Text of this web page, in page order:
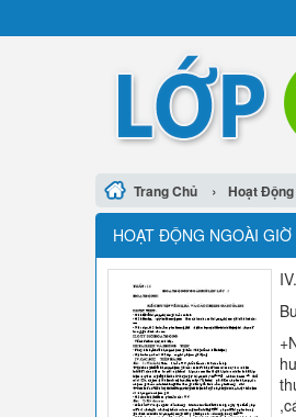
Trang Chủ › Hoạt
HOẠT ĐỘNG NGOÀI